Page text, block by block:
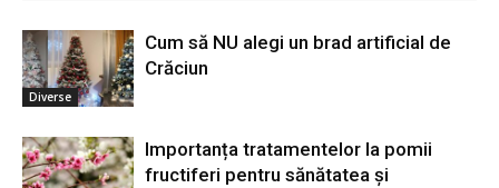
Diverse
Cum să NU alegi un brad artificial de
Crăciun
Importanța tratamentelor la pomii
fructiferi pentru sănătatea și